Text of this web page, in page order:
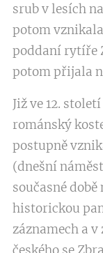
srub v lesích
potom
poddaní rytíře
potom přijala
Již ve 12.
románský
postupně
(dnešní
současné
historickou
záznamech a